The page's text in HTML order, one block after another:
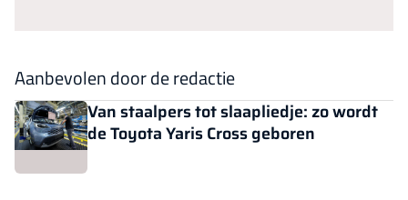
Aanbevolen door de redactie
Van staalpers tot slaapliedje: zo wordt
de Toyota Yaris Cross geboren